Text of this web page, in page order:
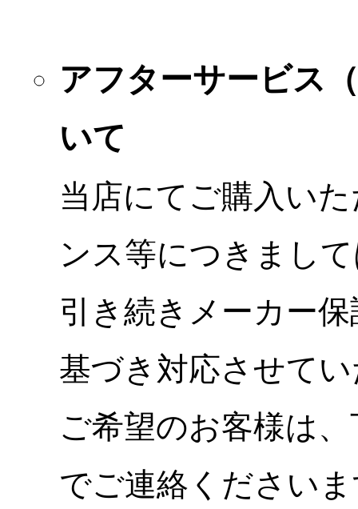
アフターサービス
いて
当店にてご購入い
ンス等につきまし
引き続きメーカー
基づき対応させて
ご希望のお客様は
でご連絡ください